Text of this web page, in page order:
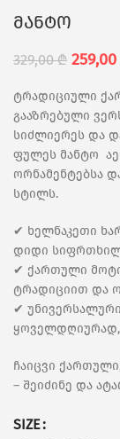
მანტო
329,00₾ 259,00
ტრადიციული
გააზრებული
სიძლიერეს და
ფულეს მანტო
ორნამენტებსა
სტილს.
✔ ხელნაკეთი
დიდი
✔ ქართული
ტრადიციით და
✔
ყოველდღიურად,
ჩაიცვი
– შეიძინე და
SIZE